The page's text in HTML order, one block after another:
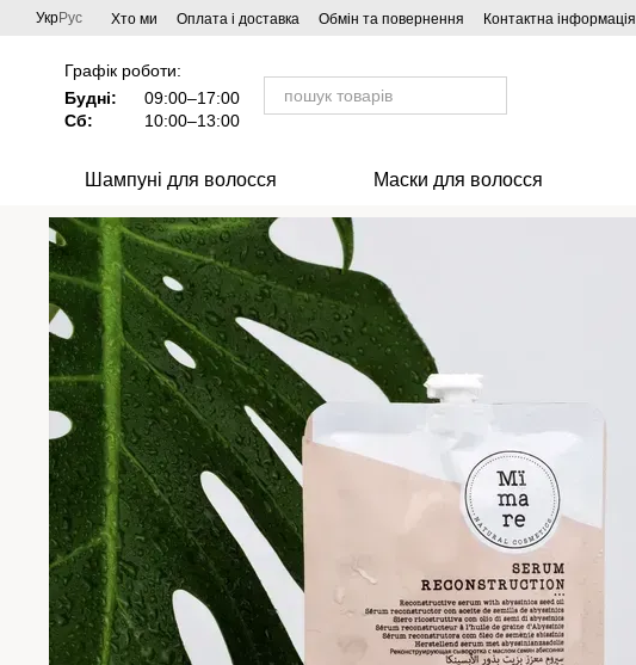
Перейти до основного контенту
УкрРус Хто ми Оплата і доставка Обмін та повернення Контактна інформація
Графік роботи:
Будні:
09:00–17:00
Сб:
10:00–13:00
Шампуні для волосся Маски для волосся